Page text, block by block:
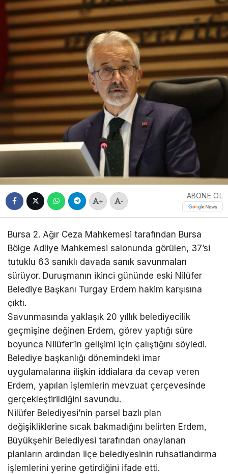
+ -
ABONE OL
Bursa 2. Ağır Ceza Mahkemesi tarafından Bursa
Bölge Adliye Mahkemesi salonunda görülen, 37’si
tutuklu 63 sanıklı davada sanık savunmaları
sürüyor. Duruşmanın ikinci gününde eski Nilüfer
Belediye Başkanı Turgay Erdem hakim karşısına
çıktı.
Savunmasında yaklaşık 20 yıllık belediyecilik
geçmişine değinen Erdem, görev yaptığı süre
boyunca Nilüfer’in gelişimi için çalıştığını söyledi.
Belediye başkanlığı dönemindeki imar
uygulamalarına ilişkin iddialara da cevap veren
Erdem, yapılan işlemlerin mevzuat çerçevesinde
gerçekleştirildiğini savundu.
Nilüfer Belediyesi’nin parsel bazlı plan
değişikliklerine sıcak bakmadığını belirten Erdem,
Büyükşehir Belediyesi tarafından onaylanan
planların ardından ilçe belediyesinin ruhsatlandırma
işlemlerini yerine getirdiğini ifade etti.